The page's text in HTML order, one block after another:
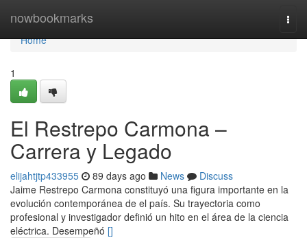
nowbookmarks
Home
Home
1
El Restrepo Carmona –
Carrera y Legado
elijahtjtp433955 89 days ago News
Discuss
Jaime Restrepo Carmona constituyó una figura importante en la
evolución contemporánea de el país. Su trayectoria como
profesional y investigador definió un hito en el área de la ciencia
eléctrica. Desempeñó []